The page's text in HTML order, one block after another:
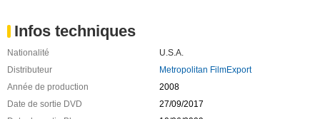
Infos techniques
Nationalité
U.S.A.
Distributeur
Metropolitan FilmExport
Année de production
2008
Date de sortie DVD
27/09/2017